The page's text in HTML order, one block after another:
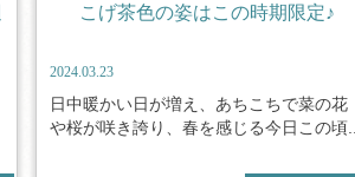
こげ茶色の姿はこの時期限定♪
2024.03.23
日中暖かい日が増え、あちこちで菜の花
や桜が咲き誇り、春を感じる今日この頃...